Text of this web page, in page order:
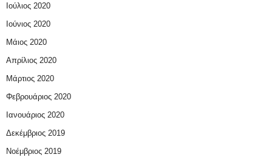
Ιούλιος 2020
Ιούνιος 2020
Μάιος 2020
Απρίλιος 2020
Μάρτιος 2020
Φεβρουάριος 2020
Ιανουάριος 2020
Δεκέμβριος 2019
Νοέμβριος 2019